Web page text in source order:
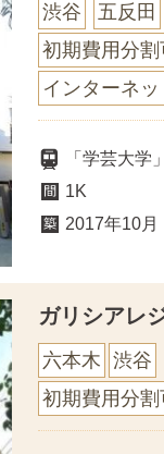
渋谷
五反田
初期費用分割
インターネ
「学芸大
1K
2017年10月
ガリシアレ
六本木 渋谷
初期費用分割